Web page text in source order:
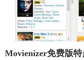
Movienizer免费版